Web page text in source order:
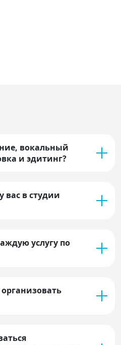
вокальный
и эдитинг?
вас в студии
услугу по